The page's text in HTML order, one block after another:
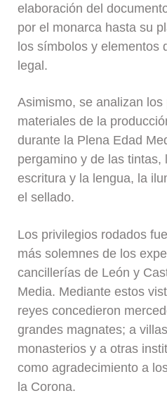
elaboración del
por el monarca hasta su
los símbolos y elementos
legal.
Asimismo, se analizan
materiales de la
durante la Plena Edad
pergamino y de las tintas,
escritura y la lengua, la
el sellado.
Los privilegios rodados
más solemnes de los
cancillerías de León y
Media. Mediante estos
reyes concedieron
grandes magnates; a
monasterios y a otras
como agradecimiento a
la Corona.